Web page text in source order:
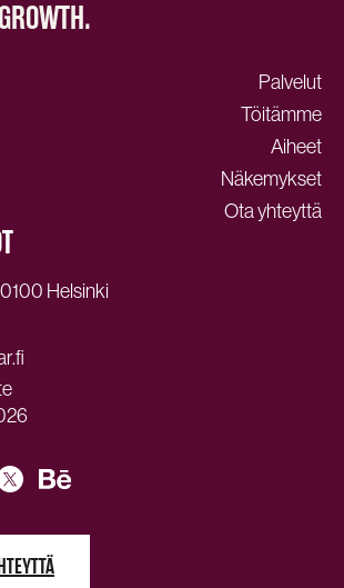
Palvelut
Töitämme
Aiheet
Näkemykset
Ota yhteyttä
Helsinki